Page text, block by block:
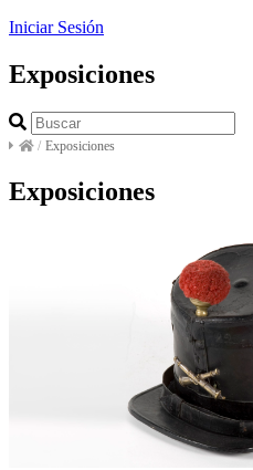
Iniciar Sesión
Exposiciones
/ Exposiciones
Exposiciones